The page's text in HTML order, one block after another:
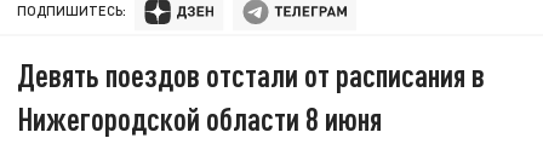
ПОДПИШИТЕСЬ:
Девять поездов отстали от расписания в
Нижегородской области 8 июня